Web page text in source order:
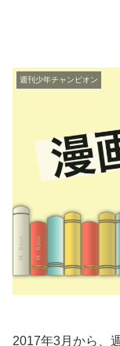
週刊少年チャンピオン
2017年3月から、